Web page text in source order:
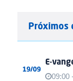
Próximos
19/09
E-
09:00